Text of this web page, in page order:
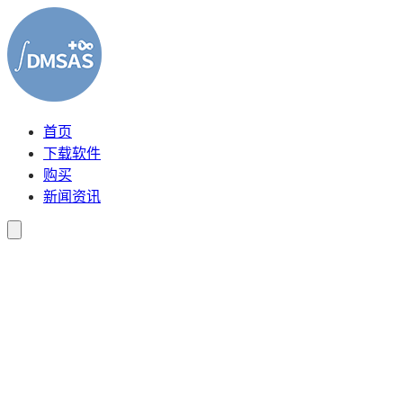
首页
下载软件
购买
新闻资讯